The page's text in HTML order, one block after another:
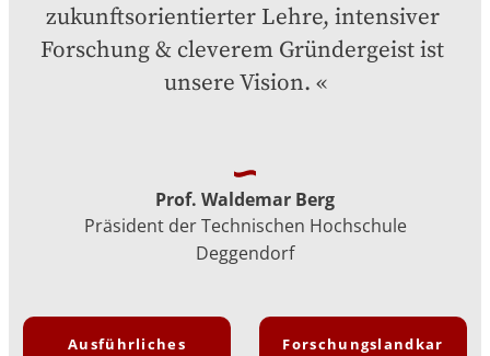
zukunftsorientierter Lehre, intensiver
Forschung & cleverem Gründergeist ist
unsere Vision.
Prof. Waldemar Berg
Präsident der Technischen Hochschule
Deggendorf
Ausführliches
Forschungslandkar